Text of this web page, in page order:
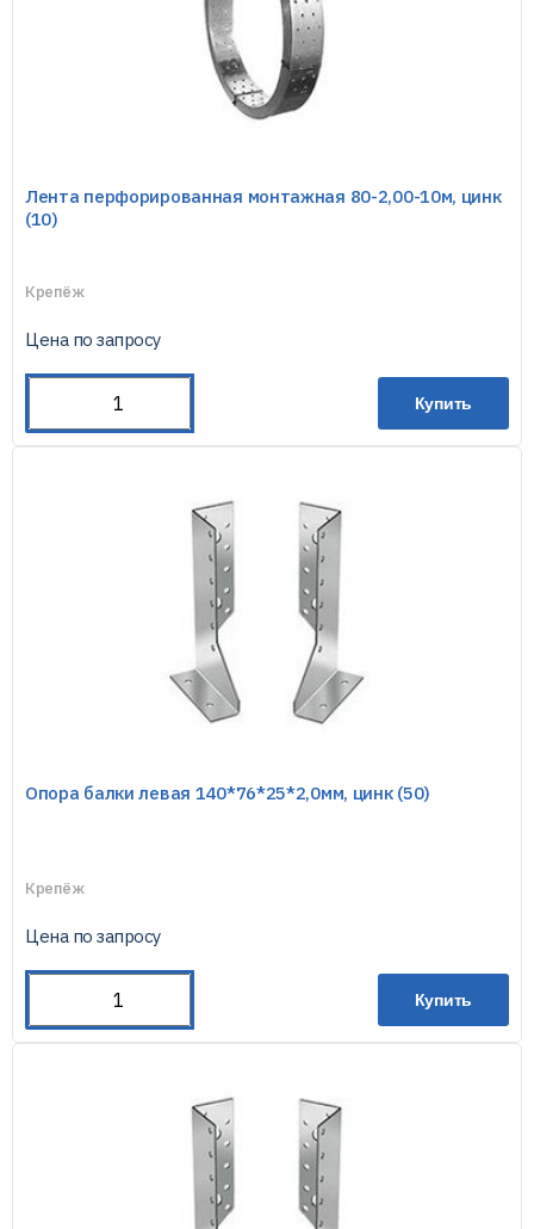
Лента перфорированная монтажная 80-2,00-10м, цинк
(10)
Крепёж
Цена по запросу
Купить
Опора балки левая 140*76*25*2,0мм, цинк (50)
Крепёж
Цена по запросу
Купить